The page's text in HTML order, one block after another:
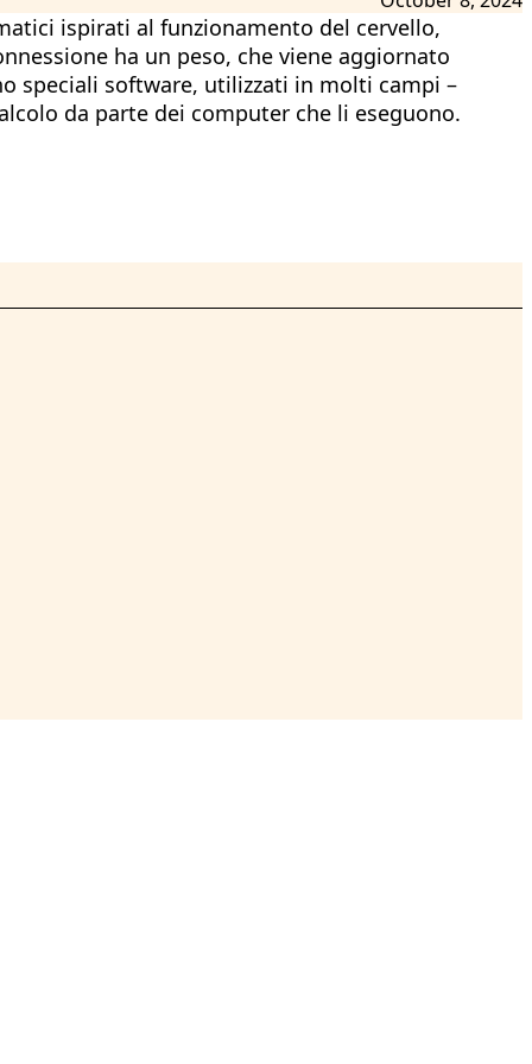
ispirati al funzionamento del cervello,
ha un peso, che viene aggiornato
speciali software, utilizzati in molti campi –
da parte dei computer che li eseguono.